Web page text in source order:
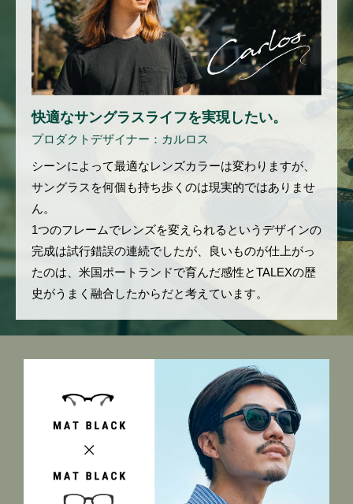
快適なサングラスライフを実現したい。
プロダクトデザイナー：カルロス
シーンによって最適なレンズカラーは変わりますが、
サングラスを何個も持ち歩くのは現実的ではありませ
ん。
1つのフレームでレンズを変えられるというデザインの
完成は試行錯誤の連続でしたが、良いものが仕上がっ
たのは、米国ポートランドで育んだ感性とTALEXの歴
史がうまく融合したからだと考えています。